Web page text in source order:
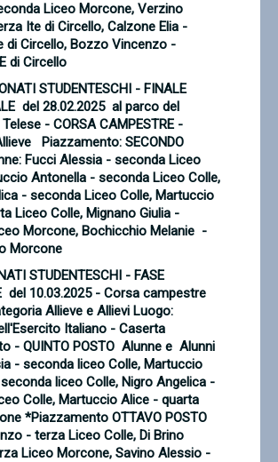
Liceo Morcone, Verzino
Ite di Circello, Calzone Elia -
di Circello, Bozzo Vincenzo -
di Circello
STUDENTESCHI - FINALE
del 28.02.2025 al parco del
- CORSA CAMPESTRE -
Piazzamento: SECONDO
Fucci Alessia - seconda Liceo
Antonella - seconda Liceo Colle,
- seconda Liceo Colle, Martuccio
Liceo Colle, Mignano Giulia -
Morcone, Bochicchio Melanie -
Morcone
STUDENTESCHI - FASE
del 10.03.2025 - Corsa campestre
Allieve e Allievi Luogo:
Italiano - Caserta
- QUINTO POSTO Alunne e Alunni
- seconda liceo Colle, Martuccio
liceo Colle, Nigro Angelica -
Colle, Martuccio Alice - quarta
*Piazzamento OTTAVO POSTO
- terza Liceo Colle, Di Brino
Liceo Morcone, Savino Alessio -